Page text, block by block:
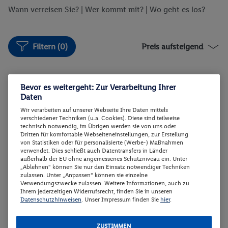
hinzubuchen. Bitte halten Sie hierfür die Vorgangsnummer
Wann verreisen Sie? | Wer kommt mit? | Wo geht es los?
Filtern (0) Preis aufsteigend
DOPPELZIMMER POOLBLICK
Buchen
DOPPELZIMMER POOLBLICK
23.01. - 30.01.2027
Ab/ bis Wien (AT) Flugdetails anzeigen
DOPPELZIMMER POOLBLICK
All-Inclusive
449.-
Gesamt 898 €
Bevor es weitergeht: Zur Verarbeitung Ihrer
Daten
Wir verarbeiten auf unserer Webseite Ihre Daten mittels
verschiedener Techniken (u.a. Cookies). Diese sind teilweise
technisch notwendig, im Übrigen werden sie von uns oder
Dritten für komfortable Webseiteneinstellungen, zur Erstellung
von Statistiken oder für personalisierte (Werbe-) Maßnahmen
verwendet. Dies schließt auch Datentransfers in Länder
außerhalb der EU ohne angemessenes Schutzniveau ein. Unter
„Ablehnen“ können Sie nur den Einsatz notwendiger Techniken
zulassen. Unter „Anpassen“ können sie einzelne
Verwendungszwecke zulassen. Weitere Informationen, auch zu
Ihrem jederzeitigen Widerrufsrecht, finden Sie in unseren
Datenschutzhinweisen . Unser Impressum finden Sie hier.
ZUSTIMMEN